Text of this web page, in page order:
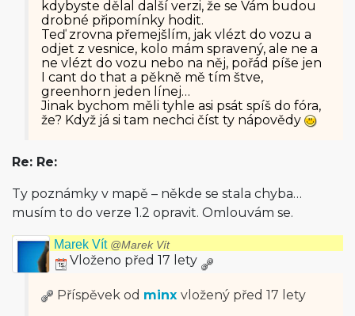
kdybyste dělal další verzi, že se Vám budou
drobné připomínky hodit.
Teď zrovna přemejšlím, jak vlézt do vozu a
odjet z vesnice, kolo mám spravený, ale ne a
ne vlézt do vozu nebo na něj, pořád píše jen
I cant do that a pěkně mě tím štve,
greenhorn jeden línej…
Jinak bychom měli tyhle asi psát spíš do fóra,
že? Když já si tam nechci číst ty nápovědy
Re: Re:
Ty poznámky v mapě – někde se stala chyba…
musím to do verze 1.2 opravit. Omlouvám se.
Marek Vít @Marek Vít
Vloženo před 17 lety
Příspěvek od minx vložený před 17 lety